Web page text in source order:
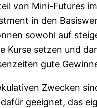
von Mini-Futures
in den
sowohl auf
Kurse setzen und
gute
Zwecken
geeignet, das